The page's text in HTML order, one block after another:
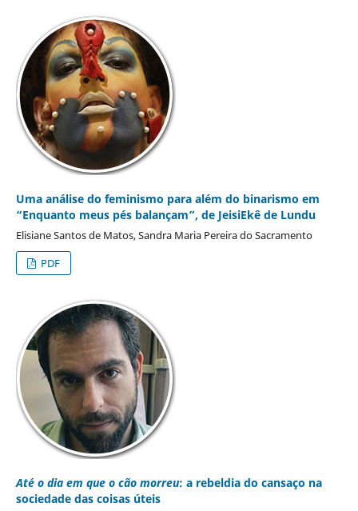
Uma análise do feminismo para além do binarismo em
“Enquanto meus pés balançam”, de JeisiEkê de Lundu
Elisiane Santos de Matos, Sandra Maria Pereira do Sacramento
PDF
Até o dia em que o cão morreu: a rebeldia do cansaço na
sociedade das coisas úteis